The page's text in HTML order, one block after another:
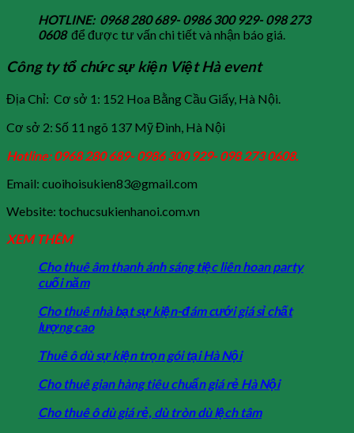
HOTLINE: 0968 280 689- 0986 300 929- 098 273
0608 để được tư vấn chi tiết và nhận báo giá.
Công ty tổ chức sự kiện Việt Hà event
Địa Chỉ: Cơ sở 1: 152 Hoa Bằng Cầu Giấy, Hà Nội.
Cơ sở 2: Số 11 ngõ 137 Mỹ Đình, Hà Nội
Hotline: 0968 280 689- 0986 300 929- 098 273 0608.
Email: cuoihoisukien83@gmail.com
Website: tochucsukienhanoi.com.vn
XEM THÊM
Cho thuê âm thanh ánh sáng tiệc liên hoan party
cuối năm
Cho thuê nhà bạt sự kiện-đám cưới giá sỉ chất
lượng cao
Thuê ô dù sự kiện trọn gói tại Hà Nội
Cho thuê gian hàng tiêu chuẩn giá rẻ Hà Nội
Cho thuê ô dù giá rẻ, dù tròn dù lệch tâm